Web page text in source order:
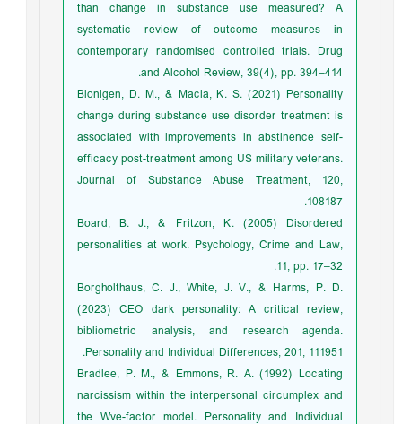
than change in substance use measured? A
systematic review of outcome measures in
contemporary randomised controlled trials. Drug
and Alcohol Review, 39(4), pp. 394–414.
Blonigen, D. M., & Macia, K. S. (2021) Personality
change during substance use disorder treatment is
associated with improvements in abstinence self-
efficacy post-treatment among US military veterans.
Journal of Substance Abuse Treatment, 120,
108187.
Board, B. J., & Fritzon, K. (2005) Disordered
personalities at work. Psychology, Crime and Law,
11, pp. 17–32.
Borgholthaus, C. J., White, J. V., & Harms, P. D.
(2023) CEO dark personality: A critical review,
bibliometric analysis, and research agenda.
Personality and Individual Differences, 201, 111951.
Bradlee, P. M., & Emmons, R. A. (1992) Locating
narcissism within the interpersonal circumplex and
the Wve-factor model. Personality and Individual